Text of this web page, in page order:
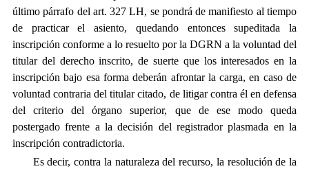
último párrafo del art. 327 LH, se pondrá de manifiesto al tiempo
de practicar el asiento, quedando entonces supeditada la
inscripción conforme a lo resuelto por la DGRN a la voluntad del
titular del derecho inscrito, de suerte que los interesados en la
inscripción bajo esa forma deberán afrontar la carga, en caso de
voluntad contraria del titular citado, de litigar contra él en defensa
del criterio del órgano superior, que de ese modo queda
postergado frente a la decisión del registrador plasmada en la
inscripción contradictoria.
Es decir, contra la naturaleza del recurso, la resolución de la